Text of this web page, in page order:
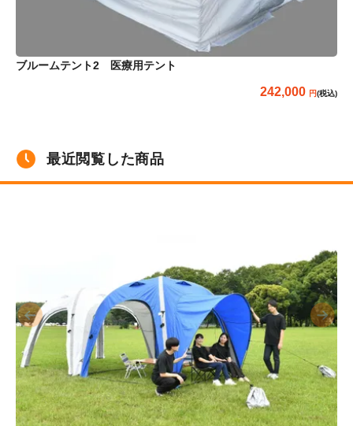
ブルームテント2 医療用テント
242,000 (税込)
最近閲覧した商品